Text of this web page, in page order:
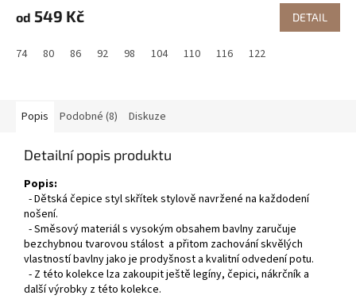
od 549 Kč DETAIL
74 80 86 92 98 104 110 116 122
Popis Podobné (8) Diskuze
Detailní popis produktu
Popis:
- Dětská čepice styl skřítek stylově navržené na každodení
nošení.
- Směsový materiál s vysokým obsahem bavlny zaručuje
bezchybnou tvarovou stálost a přitom zachování skvělých
vlastností bavlny jako je prodyšnost a kvalitní odvedení potu.
- Z této kolekce lza zakoupit ještě legíny, čepici, nákrčník a
další výrobky z této kolekce.